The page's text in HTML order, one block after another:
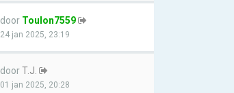
door Toulon7559
24 jan 2025, 23:19
doorT.J.
01 jan 2025, 20:28